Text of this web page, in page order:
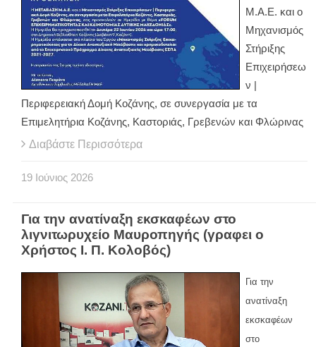
Μ.Α.Ε. και ο
Μηχανισμός
Στήριξης
Επιχειρήσεω
ν |
Περιφερειακή Δομή Κοζάνης, σε συνεργασία με τα
Επιμελητήρια Κοζάνης, Καστοριάς, Γρεβενών και Φλώρινας
Διαβάστε Περισσότερα
19 Ιούνιος 2026
Για την ανατίναξη εκσκαφέων στο
λιγνιτωρυχείο Μαυροπηγής (γραφει ο
Χρήστος Ι. Π. Κολοβός)
Για την
ανατίναξη
εκσκαφέων
στο